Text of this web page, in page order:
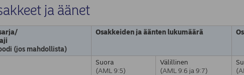
ja äänet
(jos mahdollista)
Osakkeiden ja äänten lukumäärä
Suora
(AML 9:5)
Välillinen
(AML 9:6 ja 9:7)